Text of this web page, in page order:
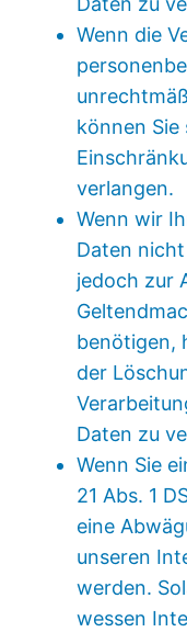
Wenn die
können
verlangen.
Wenn wir
Daten
jedoch zur
benötigen,
der
Daten zu
Wenn Sie
21 Abs. 1
eine
unseren
werden.
wessen